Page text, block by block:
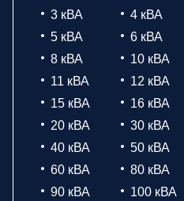
3 кВА
4 кВА
5 кВА
6 кВА
8 кВА
10 кВА
11 кВА
12 кВА
15 кВА
16 кВА
20 кВА
30 кВА
40 кВА
50 кВА
60 кВА
80 кВА
90 кВА
100 кВА